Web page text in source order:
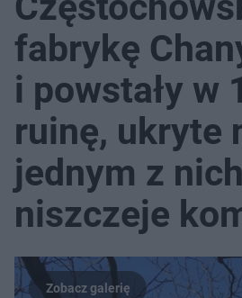
fabrykę
i powstały w
ruinę, ukryte
jednym z
niszczeje